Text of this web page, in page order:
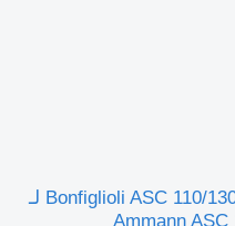
علبة السرعات Bonfiglioli ASC 110/130/150/170 gearbox لـ